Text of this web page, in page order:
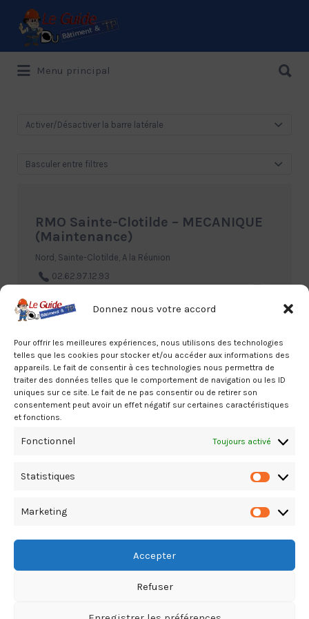
Donnez nous votre accord
Pour offrir les meilleures expériences, nous utilisons des technologies
telles que les cookies pour stocker et/ou accéder aux informations des
appareils. Le fait de consentir à ces technologies nous permettra de
traiter des données telles que le comportement de navigation ou les ID
uniques sur ce site. Le fait de ne pas consentir ou de retirer son
consentement peut avoir un effet négatif sur certaines caractéristiques
et fonctions.
Fonctionnel Toujours activé
Statistiques
Marketing
Accepter
Refuser
Le Guide de référence depuis 1995
Rechercher:
Menu principal
Activer/Désactiver la barre latérale
Basculer entre filtres
RMO Sainte-Clotilde – MECANIQUE
(Maintenance)
Nord, Sainte-Clotilde, A la Réunion
02.62.97.12.93
MAINTENANCE DU GOL – MDG
Saint-Louis – MECANIQUE
Sud, Saint-Louis, A la Réunion